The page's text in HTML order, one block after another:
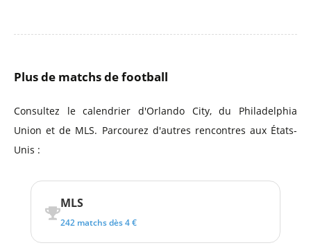
Plus de matchs de football
Consultez le calendrier d'Orlando City, du Philadelphia
Union et de MLS. Parcourez d'autres rencontres aux États-
Unis :
MLS
242 matchs dès 4 €